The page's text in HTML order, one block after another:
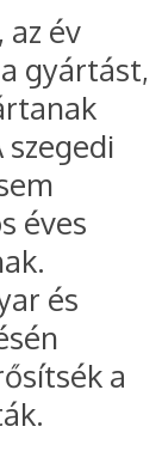
év
gyártást,
szegedi
éves
és
a